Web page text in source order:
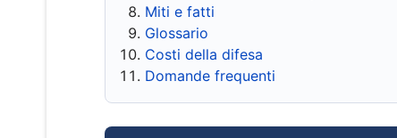
Miti e fatti
Glossario
Costi della difesa
Domande frequenti